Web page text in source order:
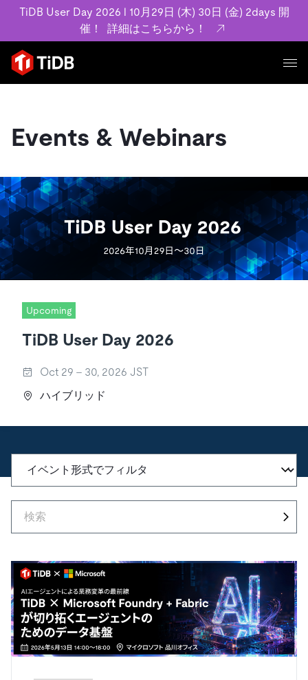
TiDB User Day 2026 l 10月29日 (木) 30日 (金) 2days 開
催！
詳細はこちらから！
プロダクト
MySQL互換の分散データベースで高可用性と水平スケー
ラビリティを備え大規模データをリアルタイムで処理でき
詳細はこちら
プラン
TiDB Cloud
TiDB Self-Managed
エコシステム
Integrations
TiSpark
お客様事例やユーザーによる検証結果の記事などを紹介し
ています。
業界
Eコマース
MySQLワークロードの近代化
Build GenAI Applications
学習コンテンツ
ブログ
ホワイトペーパー
アーカイブ動画
スライド
イベント
Discord Community
PingCAP University
会社概要
規約類
基本規約、TiDBクラウドサービス契約、SLA、利用規約、
プライバシーポリシーなど、契約関連の情報を紹介しま
す。
Trust Hub
お客様のデータの機密性、可用性、安全性について紹介し
会社概要
ニュース
会社案内
キャリア
お問い合わせ
ドキュメント
ドキュメント
TiDB Cloud
無料で始める
Events & Webinars
Upcoming
TiDB User Day 2026
Oct 29 - 30, 2026 JST
ハイブリッド